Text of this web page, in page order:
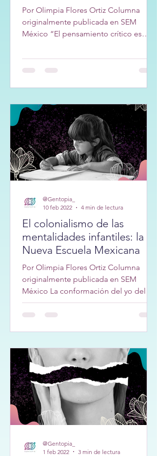
Por Olimpia Flores Ortiz Columna
originalmente publicada en SEM
México “El pensamiento crítico es
paciencia...
El colonialismo de las
mentalidades infantiles: la
Nueva Escuela Mexicana
Por Olimpia Flores Ortiz Columna
originalmente publicada en SEM
México La conformación del yo del
sujeto/sujeta/sujete, es un proceso...
@Gentopia_
10 feb 2022
4 min de lectura
@Gentopia_
1 feb 2022
3 min de lectura